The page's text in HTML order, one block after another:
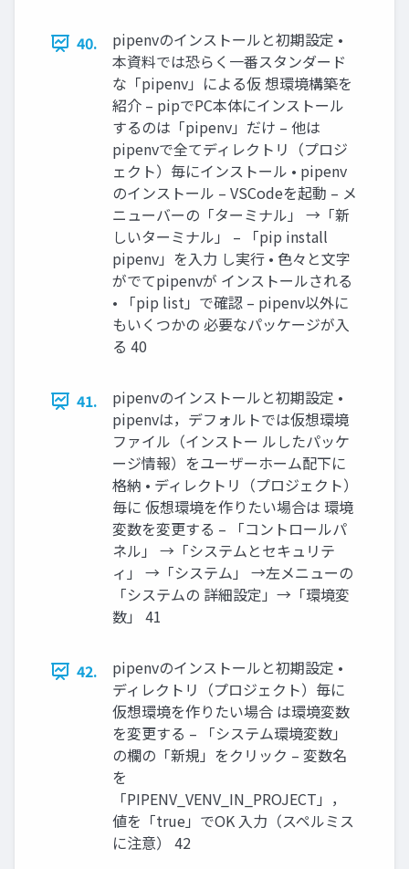
40.
pipenvのインストールと初期設定 •
本資料では恐らく一番スタンダード
な「pipenv」による仮 想環境構築を
紹介 – pipでPC本体にインストール
するのは「pipenv」だけ – 他は
pipenvで全てディレクトリ（プロジ
ェクト）毎にインストール • pipenv
のインストール – VSCodeを起動 – メ
ニューバーの「ターミナル」 →「新
しいターミナル」 – 「pip install
pipenv」を入力 し実行 • 色々と文字
がでてpipenvが インストールされる
• 「pip list」で確認 – pipenv以外に
もいくつかの 必要なパッケージが入
る 40
41.
pipenvのインストールと初期設定 •
pipenvは，デフォルトでは仮想環境
ファイル（インストー ルしたパッケ
ージ情報）をユーザーホーム配下に
格納 • ディレクトリ（プロジェクト）
毎に 仮想環境を作りたい場合は 環境
変数を変更する – 「コントロールパ
ネル」 →「システムとセキュリテ
ィ」 →「システム」 →左メニューの
「システムの 詳細設定」→「環境変
数」 41
42.
pipenvのインストールと初期設定 •
ディレクトリ（プロジェクト）毎に
仮想環境を作りたい場合 は環境変数
を変更する – 「システム環境変数」
の欄の「新規」をクリック – 変数名
を
「PIPENV_VENV_IN_PROJECT」，
値を「true」でOK 入力（スペルミス
に注意） 42